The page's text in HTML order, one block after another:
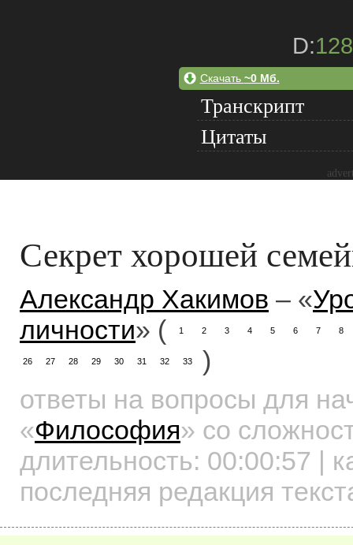
D:
Скачать ~0 Мб.
Транскрипт
Цитаты
Секрет хорошей
Александр Хакимов – «
личности» ( 1 2 3 4 5 6 7 8
26 27 28 29 30 31 32 33
)
ответы на вопросы для
«Философия» со
длительность: 00:00:57 |
последняя редакция